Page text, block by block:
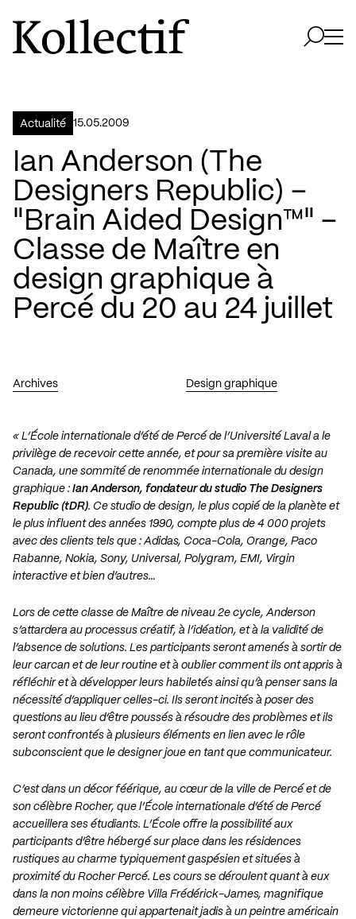
Aller à la page d'accueil
Logo Kollectif
Actualité 15.05.2009
Ian Anderson (The
Designers Republic) –
"Brain Aided Design™" –
Classe de Maître en
design graphique à
Percé du 20 au 24 juillet
Archives Design graphique
« L’École internationale d’été de Percé de l’Université Laval a le
privilège de recevoir cette année, et pour sa première visite au
Canada, une sommité de renommée internationale du design
graphique : Ian Anderson, fondateur du studio The Designers
Republic (tDR). Ce studio de design, le plus copié de la planète et
le plus influent des années 1990, compte plus de 4 000 projets
avec des clients tels que : Adidas, Coca-Cola, Orange, Paco
Rabanne, Nokia, Sony, Universal, Polygram, EMI, Virgin
interactive et bien d’autres…
Lors de cette classe de Maître de niveau 2e cycle, Anderson
s’attardera au processus créatif, à l’idéation, et à la validité de
l’absence de solutions. Les participants seront amenés à sortir de
leur carcan et de leur routine et à oublier comment ils ont appris à
réfléchir et à développer leurs habiletés ainsi qu’à penser sans la
nécessité d’appliquer celles-ci. Ils seront incités à poser des
questions au lieu d’être poussés à résoudre des problèmes et ils
seront confrontés à plusieurs éléments en lien avec le rôle
subconscient que le designer joue en tant que communicateur.
C’est dans un décor féérique, au cœur de la ville de Percé et de
son célèbre Rocher, que l’École internationale d’été de Percé
accueillera ses étudiants. L’École offre la possibilité aux
participants d’être hébergé sur place dans les résidences
rustiques au charme typiquement gaspésien et situées à
proximité du Rocher Percé. Les cours se déroulent quant à eux
dans la non moins célèbre Villa Frédérick-James, magnifique
demeure victorienne qui appartenait jadis à un peintre américain